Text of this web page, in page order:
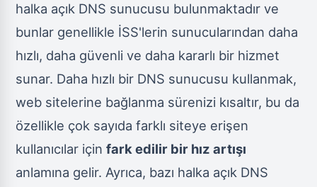
halka açık DNS sunucusu bulunmaktadır ve
bunlar genellikle İSS'lerin sunucularından daha
hızlı, daha güvenli ve daha kararlı bir hizmet
sunar. Daha hızlı bir DNS sunucusu kullanmak,
web sitelerine bağlanma sürenizi kısaltır, bu da
özellikle çok sayıda farklı siteye erişen
kullanıcılar içinfark edilir bir hız artışı
anlamına gelir. Ayrıca, bazı halka açık DNS